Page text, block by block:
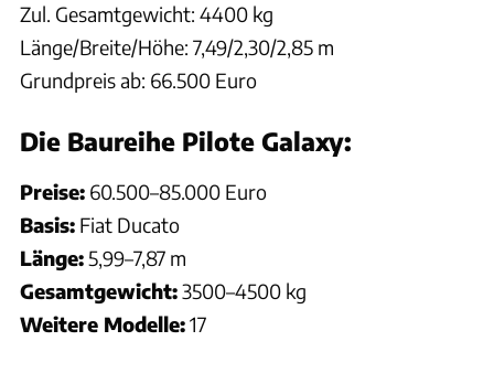
Zul. Gesamtgewicht: 4400 kg
Länge/Breite/Höhe: 7,49/2,30/2,85 m
Grundpreis ab: 66.500 Euro
Die Baureihe Pilote Galaxy:
Preise: 60.500–85.000 Euro
Basis: Fiat Ducato
Länge:5,99–7,87 m
Gesamtgewicht:3500–4500 kg
Weitere Modelle:17